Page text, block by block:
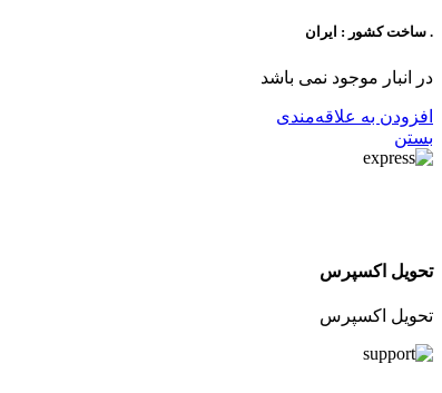
. ساخت کشور : ایران
در انبار موجود نمی باشد
افزودن به علاقه‌مندی
بستن
تحویل اکسپرس
تحویل اکسپرس